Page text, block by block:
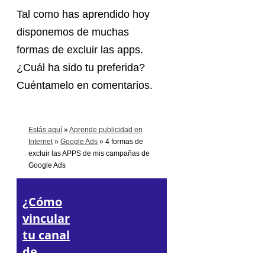
Tal como has aprendido hoy
disponemos de muchas
formas de excluir las apps.
¿Cuál ha sido tu preferida?
Cuéntamelo en comentarios.
Estás aquí »Aprende publicidad en
Internet » Google Ads » 4 formas de
excluir las APPS de mis campañas de
Google Ads
¿Cómo
vincular
tu canal